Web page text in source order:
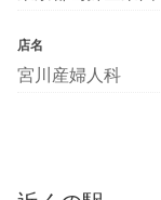
店名
宮川産婦人科